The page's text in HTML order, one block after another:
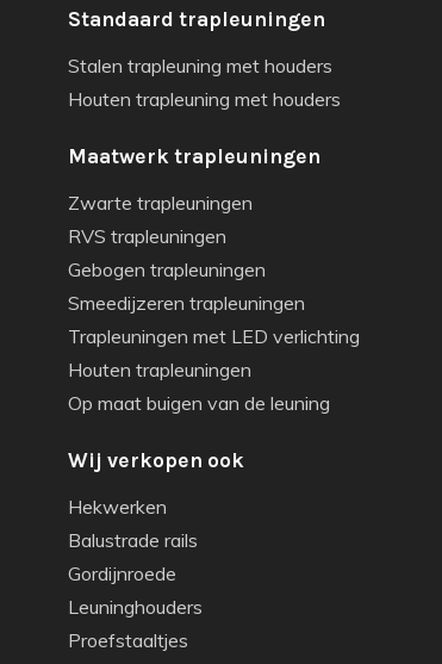
Standaard trapleuningen
Stalen trapleuning met houders
Houten trapleuning met houders
Maatwerk trapleuningen
Zwarte trapleuningen
RVS trapleuningen
Gebogen trapleuningen
Smeedijzeren trapleuningen
Trapleuningen met LED verlichting
Houten trapleuningen
Op maat buigen van de leuning
Wij verkopen ook
Hekwerken
Balustrade rails
Gordijnroede
Leuninghouders
Proefstaaltjes